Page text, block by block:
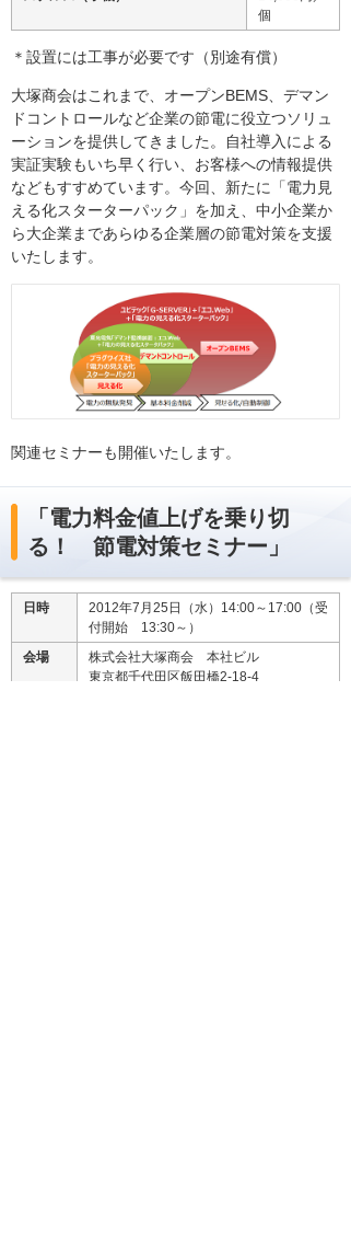
個
＊設置には工事が必要です（別途有償）
大塚商会はこれまで、オープンBEMS、デマン
ドコントロールなど企業の節電に役立つソリュ
ーションを提供してきました。自社導入による
実証実験もいち早く行い、お客様への情報提供
などもすすめています。今回、新たに「電力見
える化スターターパック」を加え、中小企業か
ら大企業まであらゆる企業層の節電対策を支援
いたします。
関連セミナーも開催いたします。
「電力料金値上げを乗り切
る！ 節電対策セミナー」
日時
2012年7月25日（水）14:00～17:00（受
付開始 13:30～）
会場
株式会社大塚商会 本社ビル
東京都千代田区飯田橋2-18-4